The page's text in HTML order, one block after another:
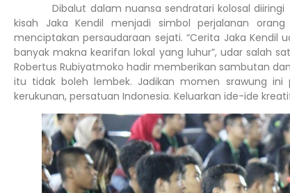
Dibalut dalam nuansa sendratari kolosal diiringi
kisah Jaka Kendil menjadi simbol perjalanan
menciptakan persaudaraan sejati. “Cerita Jaka
banyak makna kearifan lokal yang luhur”, udar salah
Robertus Rubiyatmoko hadir memberikan sambutan
itu tidak boleh lembek. Jadikan momen srawung
kerukunan, persatuan Indonesia. Keluarkan ide-ide